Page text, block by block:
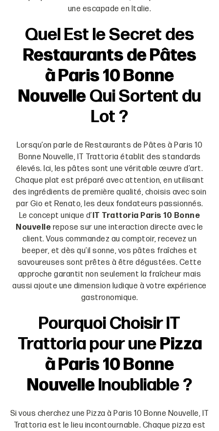
une escapade en Italie.
Quel Est le Secret des
Restaurants de Pâtes
à Paris 10 Bonne
NouvelleQui Sortent du
Lot ?
Lorsqu’on parle de Restaurants de Pâtes à Paris 10
Bonne Nouvelle, IT Trattoria établit des standards
élevés. Ici, les pâtes sont une véritable œuvre d’art.
Chaque plat est préparé avec attention, en utilisant
des ingrédients de première qualité, choisis avec soin
par Gio et Renato, les deux fondateurs passionnés.
Le concept unique d’IT Trattoria Paris 10 Bonne
Nouvelle repose sur une interaction directe avec le
client. Vous commandez au comptoir, recevez un
beeper, et dès qu’il sonne, vos pâtes fraîches et
savoureuses sont prêtes à être dégustées. Cette
approche garantit non seulement la fraîcheur mais
aussi ajoute une dimension ludique à votre expérience
gastronomique.
Pourquoi Choisir IT
Trattoria pour unePizza
à Paris 10 Bonne
NouvelleInoubliable ?
Si vous cherchez une Pizza à Paris 10 Bonne Nouvelle, IT
Trattoria est le lieu incontournable. Chaque pizza est